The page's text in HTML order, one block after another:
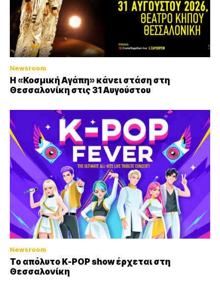
Newsroom
Η «Κοσμική Αγάπη» κάνει στάση στη
Θεσσαλονίκη στις 31 Αυγούστου
Newsroom
Το απόλυτο K-POP show έρχεται στη
Θεσσαλονίκη